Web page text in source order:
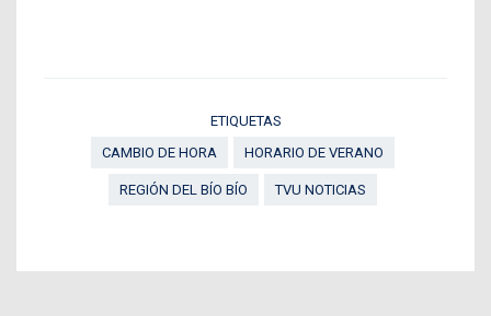
ETIQUETAS
CAMBIO DE HORA
HORARIO DE VERANO
REGIÓN DEL BÍO BÍO TVU NOTICIAS